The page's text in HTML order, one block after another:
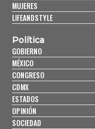
MUJERES
LIFEANDSTYLE
Política
GOBIERNO
MÉXICO
CONGRESO
CDMX
ESTADOS
OPINIÓN
SOCIEDAD